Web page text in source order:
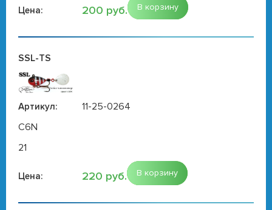
Цена: 200 руб. В корзину
SSL-TS
Артикул:
11-25-0264
C6N
21
Цена: 220 руб. В корзину